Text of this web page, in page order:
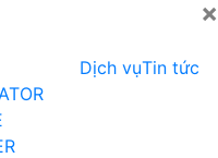
×
Dịch vụTin tức